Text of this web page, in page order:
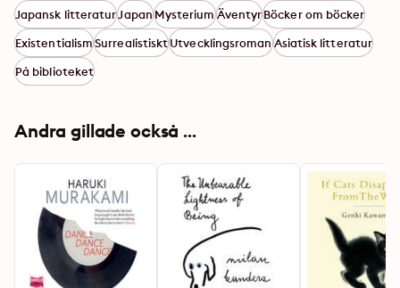
Japansk litteraturJapanMysteriumÄventyrBöcker om böcker
ExistentialismSurrealistisktUtvecklingsromanAsiatisk litteratur
På biblioteket
Andra gillade också ...